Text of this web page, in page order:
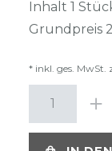
Inhalt 1
Grundpreis
* inkl. ges. MwSt.